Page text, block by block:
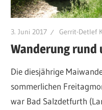
3. Juni 2017 Gerrit-Detlef
Wanderung rund
Die diesjährige
sommerlichen
war Bad Salzdetfurth